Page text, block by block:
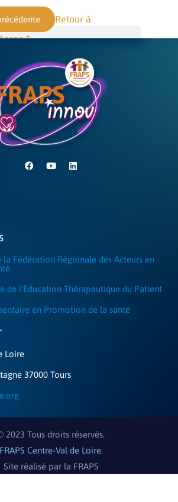
Leçon 3
Retour à
la Fédération Régionale des Acteurs en
de l'Education Thérapeutique du Patient
en Promotion de la santé
Loire
37000 Tours
2023 Tous droits réservés.
FRAPS Centre-Val de Loire.
Site réalisé par la FRAPS